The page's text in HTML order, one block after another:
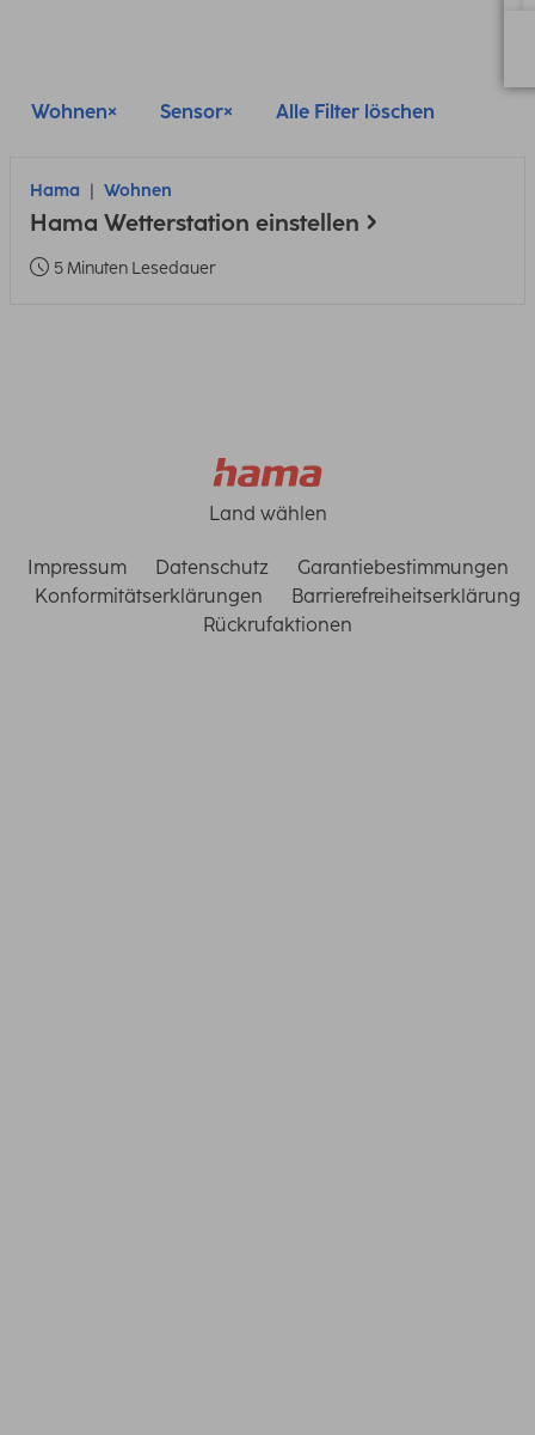
Wohnen Sensor Alle Filter löschen
Hama Wohnen
Hama Wetterstation einstellen
5 Minuten Lesedauer
Land wählen
Impressum Datenschutz
Garantiebestimmungen
Konformitätserklärungen
Barrierefreiheitserklärung
Rückrufaktionen